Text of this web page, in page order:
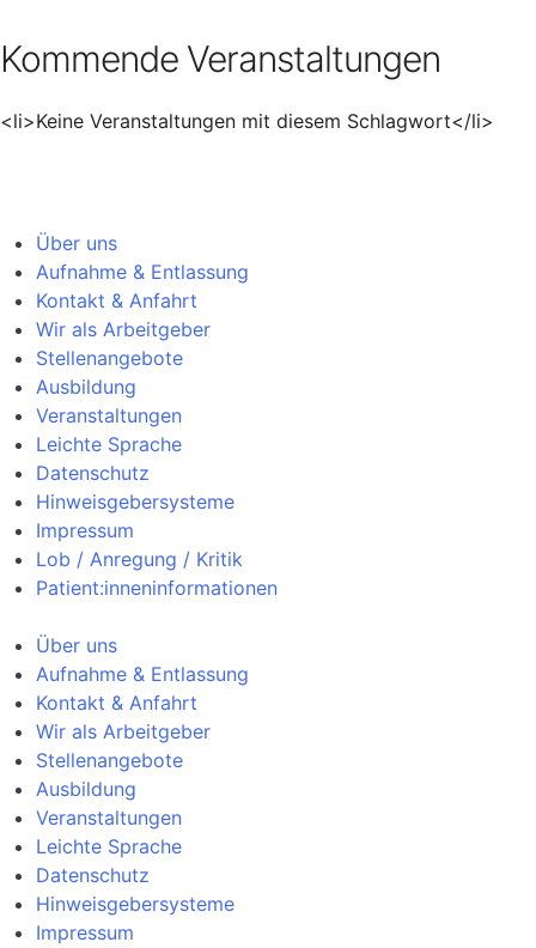
Kommende Veranstaltungen
<li>Keine Veranstaltungen mit diesem Schlagwort</li>
Über uns
Aufnahme & Entlassung
Kontakt & Anfahrt
Wir als Arbeitgeber
Stellenangebote
Ausbildung
Veranstaltungen
Leichte Sprache
Datenschutz
Hinweisgebersysteme
Impressum
Lob / Anregung / Kritik
Patient:inneninformationen
Über uns
Aufnahme & Entlassung
Kontakt & Anfahrt
Wir als Arbeitgeber
Stellenangebote
Ausbildung
Veranstaltungen
Leichte Sprache
Datenschutz
Hinweisgebersysteme
Impressum